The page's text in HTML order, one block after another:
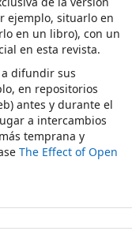
ejemplo, situarlo en
en un libro), con un
en esta revista.
difundir sus
en repositorios
antes y durante el
a intercambios
temprana y
The Effect of Open